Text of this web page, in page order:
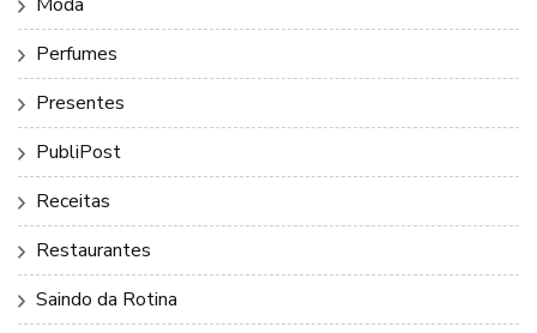
Perfumes
Presentes
PubliPost
Receitas
Restaurantes
Saindo da Rotina